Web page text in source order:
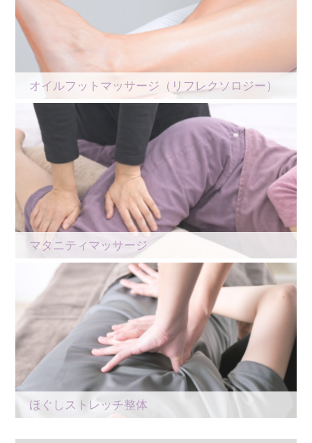
オイルフットマッサージ（リフレクソロジー）
マタニティマッサージ
ほぐしストレッチ整体